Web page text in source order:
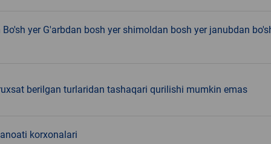
Bo'sh yer G'arbdan bosh yer shimoldan bosh yer janubdan
berilgan turlaridan tashaqari qurilishi mumkin emas
korxonalari